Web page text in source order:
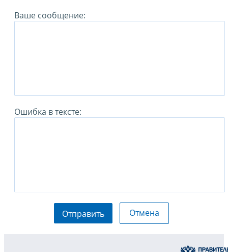
Ваше сообщение:
Ошибка в тексте:
Отправить Отмена